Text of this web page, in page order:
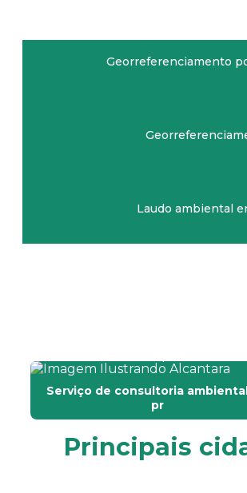
Georreferenciamento
Laudo ambiental
Serviço de consultoria
pr
Principais